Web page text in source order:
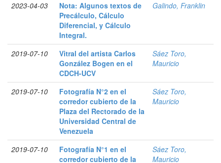
2023-04-03
Nota: Algunos textos de
Precálculo, Cálculo
Diferencial, y Cálculo
Integral.
Galindo, Franklin
2019-07-10
Vitral del artista Carlos
González Bogen en el
CDCH-UCV
Sáez Toro,
Mauricio
2019-07-10
Fotografía N°2 en el
corredor cubierto de la
Plaza del Rectorado de la
Universidad Central de
Venezuela
Sáez Toro,
Mauricio
2019-07-10
Fotografía N°1 en el
corredor cubierto de la
Sáez Toro,
Mauricio